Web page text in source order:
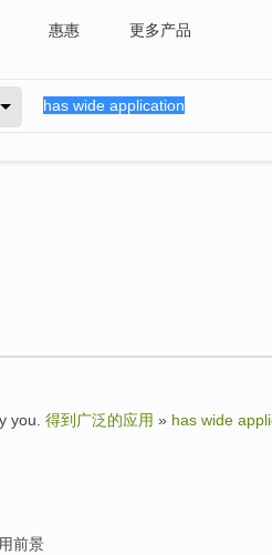
惠惠 更多产品
you. 得到广泛的应用 » has wide
前景